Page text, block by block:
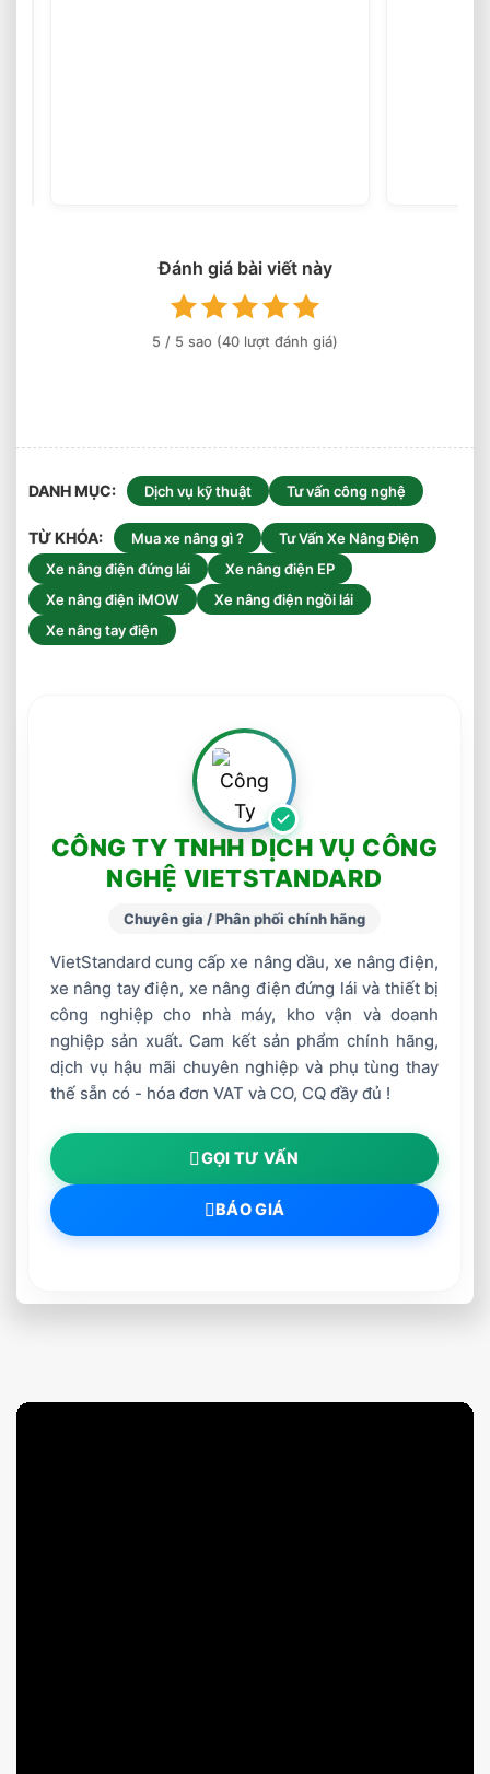
Đánh giá bài viết này
5 / 5 sao (40 lượt đánh giá)
DANH MỤC Dịch vụ kỹ thuật Tư vấn công nghệ
TỪ KHÓA Mua xe nâng gì ?
Tư Vấn Xe Nâng Điện
Xe nâng điện đứng lái
Xe nâng điện EP
Xe nâng điện iMOW
Xe nâng điện ngồi lái
Xe nâng tay điện
CÔNG TY TNHH DỊCH VỤ CÔNG
NGHỆ VIETSTANDARD
Chuyên gia / Phân phối chính hãng
VietStandard cung cấp xe nâng dầu, xe nâng điện,
xe nâng tay điện, xe nâng điện đứng lái và thiết bị
công nghiệp cho nhà máy, kho vận và doanh
nghiệp sản xuất. Cam kết sản phẩm chính hãng,
dịch vụ hậu mãi chuyên nghiệp và phụ tùng thay
thế sẵn có - hóa đơn VAT và CO, CQ đầy đủ !
GỌI TƯ VẤN
BÁO GIÁ